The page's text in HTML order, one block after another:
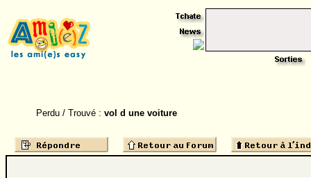
Perdu / Trouvé : vol d une voiture